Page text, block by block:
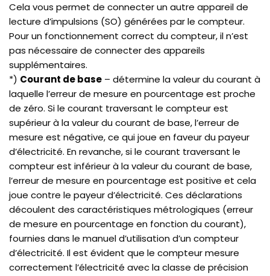
Cela vous permet de connecter un autre appareil de
lecture d’impulsions (SO) générées par le compteur.
Pour un fonctionnement correct du compteur, il n’est
pas nécessaire de connecter des appareils
supplémentaires.
*) Courant de base – détermine la valeur du courant à
laquelle l’erreur de mesure en pourcentage est proche
de zéro. Si le courant traversant le compteur est
supérieur à la valeur du courant de base, l’erreur de
mesure est négative, ce qui joue en faveur du payeur
d’électricité. En revanche, si le courant traversant le
compteur est inférieur à la valeur du courant de base,
l’erreur de mesure en pourcentage est positive et cela
joue contre le payeur d’électricité. Ces déclarations
découlent des caractéristiques métrologiques (erreur
de mesure en pourcentage en fonction du courant),
fournies dans le manuel d’utilisation d’un compteur
d’électricité. Il est évident que le compteur mesure
correctement l’électricité avec la classe de précision